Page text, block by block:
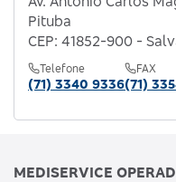
Pituba
CEP: 41852-900 -
Telefone
(71) 3340 9336
FAX
(71)
MEDISERVICE